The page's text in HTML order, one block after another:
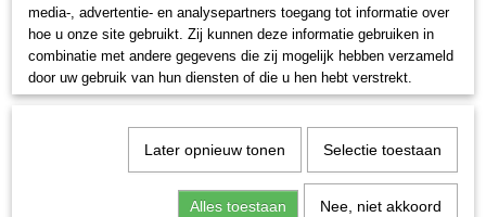
Helix G4N
Solix dieptemeters
Accessoires
media-, advertentie- en analysepartners toegang tot informatie over
hoe u onze site gebruikt. Zij kunnen deze informatie gebruiken in
combinatie met andere gegevens die zij mogelijk hebben verzameld
door uw gebruik van hun diensten of die u hen hebt verstrekt.
Later opnieuw tonen Selectie toestaan
Alles toestaan Nee, niet akkoord